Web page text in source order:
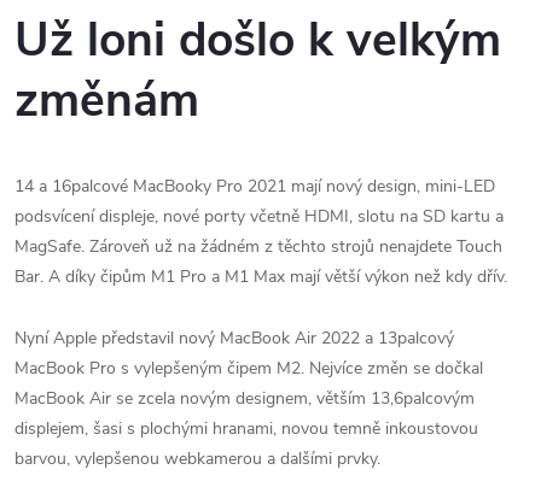
Už loni došlo k velkým
změnám
14 a 16palcové MacBooky Pro 2021 mají nový design, mini-LED
podsvícení displeje, nové porty včetně HDMI, slotu na SD kartu a
MagSafe. Zároveň už na žádném z těchto strojů nenajdete Touch
Bar. A díky čipům M1 Pro a M1 Max mají větší výkon než kdy dřív.
Nyní Apple představil nový MacBook Air 2022 a 13palcový
MacBook Pro s vylepšeným čipem M2. Nejvíce změn se dočkal
MacBook Air se zcela novým designem, větším 13,6palcovým
displejem, šasi s plochými hranami, novou temně inkoustovou
barvou, vylepšenou webkamerou a dalšími prvky.